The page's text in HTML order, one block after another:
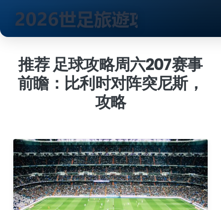
推荐 足球攻略周六207赛事
前瞻：比利时对阵突尼斯，
攻略